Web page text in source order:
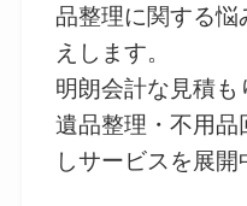
品整理に関する
えします。
明朗会計な見積
遺品整理・不用品
しサービスを展開